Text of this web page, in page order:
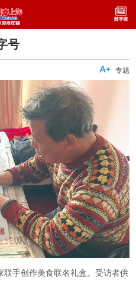
号
专题

联手创作美食联名礼盒。受访者供